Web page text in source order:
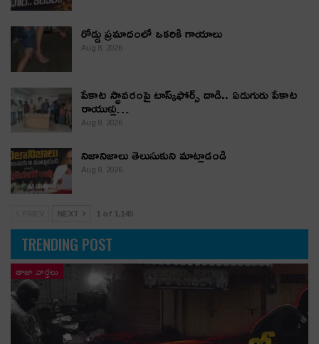
రోడ్డు ప్రమాదంలో ఒకరికి గాయాలు
Aug 8, 2026
పేకాట స్థావరంపై టాస్క్‌ఫోర్స్ దాడి.. ఏడుగురు పేకాట
రాయుళ్లు…
Aug 8, 2026
నిజానిజాలు తెలుసుకుని మాట్లాడండి
Aug 8, 2026
NEXT 1 of 1,145
TRENDING POST
తాజా వార్తలు